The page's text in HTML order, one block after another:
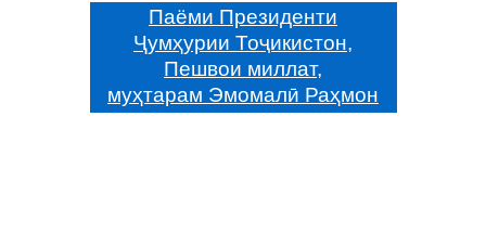
Паёми Президенти
Ҷумҳурии Тоҷикистон,
Пешвои миллат,
муҳтарам Эмомалӣ Раҳмон